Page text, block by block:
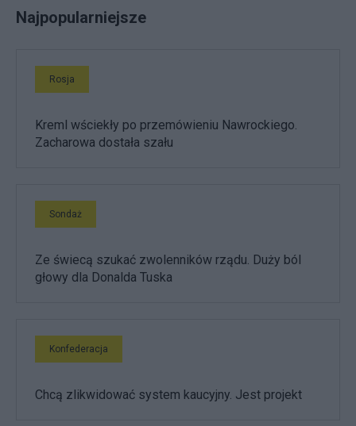
Najpopularniejsze
Rosja
Kreml wściekły po przemówieniu Nawrockiego.
Zacharowa dostała szału
Sondaż
Ze świecą szukać zwolenników rządu. Duży ból
głowy dla Donalda Tuska
Konfederacja
Chcą zlikwidować system kaucyjny. Jest projekt